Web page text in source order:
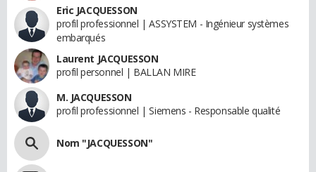
Eric JACQUESSON
profil professionnel | ASSYSTEM - Ingénieur systèmes
embarqués
Laurent JACQUESSON
profil personnel | BALLAN MIRE
M. JACQUESSON
profil professionnel | Siemens - Responsable qualité
Nom "JACQUESSON"